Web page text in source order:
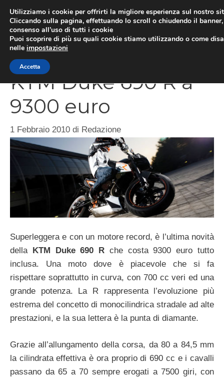
contenuto
KTM Duke 690 R a
9300 euro
1 Febbraio 2010 di Redazione
Superleggera e con un motore record, è l’ultima novità
della
KTM Duke 690 R che costa 9300 euro tutto
inclusa. Una moto dove è piacevole che si fa
rispettare soprattutto in curva, con 700 cc veri ed una
grande potenza. La R rappresenta l’evoluzione più
estrema del concetto di monocilindrica stradale ad alte
prestazioni, e la sua lettera è la punta di diamante.
Grazie all’allungamento della corsa, da 80 a 84,5 mm
la cilindrata effettiva è ora proprio di 690 cc e i cavalli
passano da 65 a 70 sempre erogati a 7500 giri, con
Utilizziamo i cookie per offrirti la migliore esperienza sul nostro
Cliccando sulla pagina, effettuando lo scroll o chiudendo il
consenso all’uso di tutti i cookie
Puoi scoprire di più su quali cookie stiamo utilizzando o come
nelle impostazioni
Accetta